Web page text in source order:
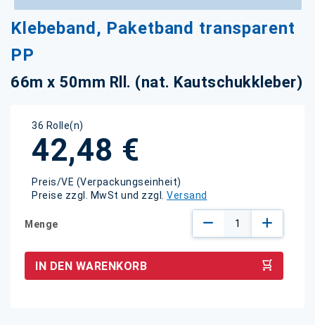
Klebeband, Paketband transparent
PP
66m x 50mm Rll. (nat. Kautschukkleber)
36 Rolle(n)
42,48 €
Preis/VE (Verpackungseinheit)
Preise zzgl. MwSt und zzgl. Versand
Menge
IN DEN WARENKORB
Zum
Anfang
der
Bildgalerie
springen